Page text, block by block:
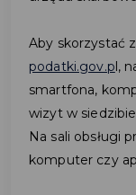
Aby skorzystać
podatki.gov.pl,
smartfona,
wizyt w
Na sali obsługi
komputer czy